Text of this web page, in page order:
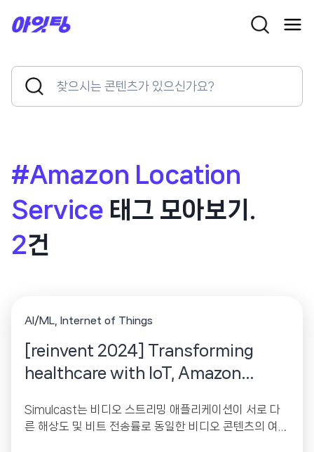
Search
Search
Button
#Amazon Location
Service 태그 모아보기.
2건
AI/ML Internet of Things
[reinvent 2024] Transforming
healthcare with IoT, Amazon
Simulcast는 비디오 스트리밍 애플리케이션이 서로 다
른 해상도 및 비트 전송률로 동일한 비디오 콘텐츠의 여러